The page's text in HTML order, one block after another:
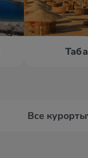
Таба
Все курорты